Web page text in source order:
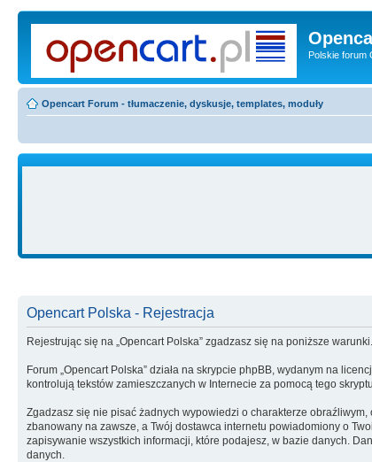
Polskie forum
Opencart Forum - tłumaczenie, dyskusje, templates, moduły
Opencart Polska - Rejestracja
Rejestrując się na „Opencart Polska” zgadzasz się na poniższe
Forum „Opencart Polska” działa na skrypcie phpBB, wydanym na licencji
kontrolują tekstów zamieszczanych w Internecie za pomocą tego
Zgadzasz się nie pisać żadnych wypowiedzi o charakterze
zbanowany na zawsze, a Twój dostawca internetu powiadomiony o
zapisywanie wszystkich informacji, które podajesz, w bazie danych.
danych.